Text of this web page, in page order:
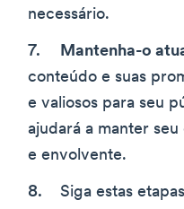
necessário.
Mantenha-o
conteúdo e suas
e valiosos para seu
ajudará a manter
e envolvente.
Siga estas